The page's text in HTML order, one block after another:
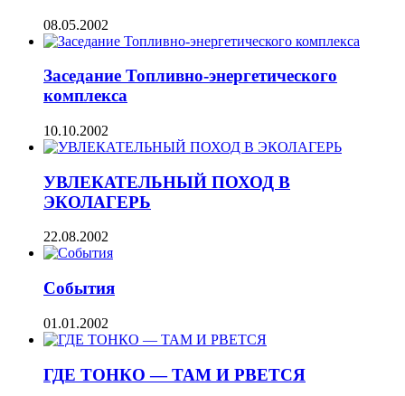
08.05.2002
Заседание Топливно-энергетического
комплекса
10.10.2002
УВЛЕКАТЕЛЬНЫЙ ПОХОД В
ЭКОЛАГЕРЬ
22.08.2002
События
01.01.2002
ГДЕ ТОНКО — ТАМ И РВЕТСЯ